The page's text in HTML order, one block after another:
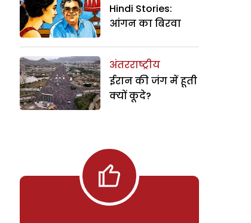
Hindi Stories:
आंगन का बिरवा
अंतरराष्ट्रीय
ईरान की जंग में हूती
क्यों कूदे?